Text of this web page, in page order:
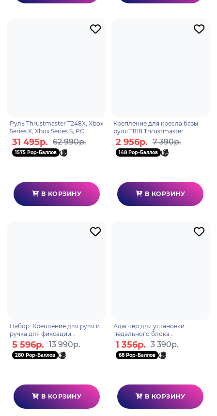
Руль Thrustmaster T248X, Xbox
Series X, Xbox Series S, PC
31 495р. 62 990р.
1575 Pop-Баллов
В КОРЗИНУ
Крепление для кресла базы
руля T818 Thrustmaster
COCKPIT FIXATION KIT, ПК
2 956р. 7 390р.
148 Pop-Баллов
В КОРЗИНУ
Набор: Крепление для руля и
ручка для фиксации
Thrustmaster SIMTASK
STEERING KIT, ПК
5 596р. 13 990р.
280 Pop-Баллов
В КОРЗИНУ
Адаптер для установки
педального блока
Thrustmaster T-lcm сockpit
adaptor ww version
1 356р. 3 390р.
68 Pop-Баллов
В КОРЗИНУ